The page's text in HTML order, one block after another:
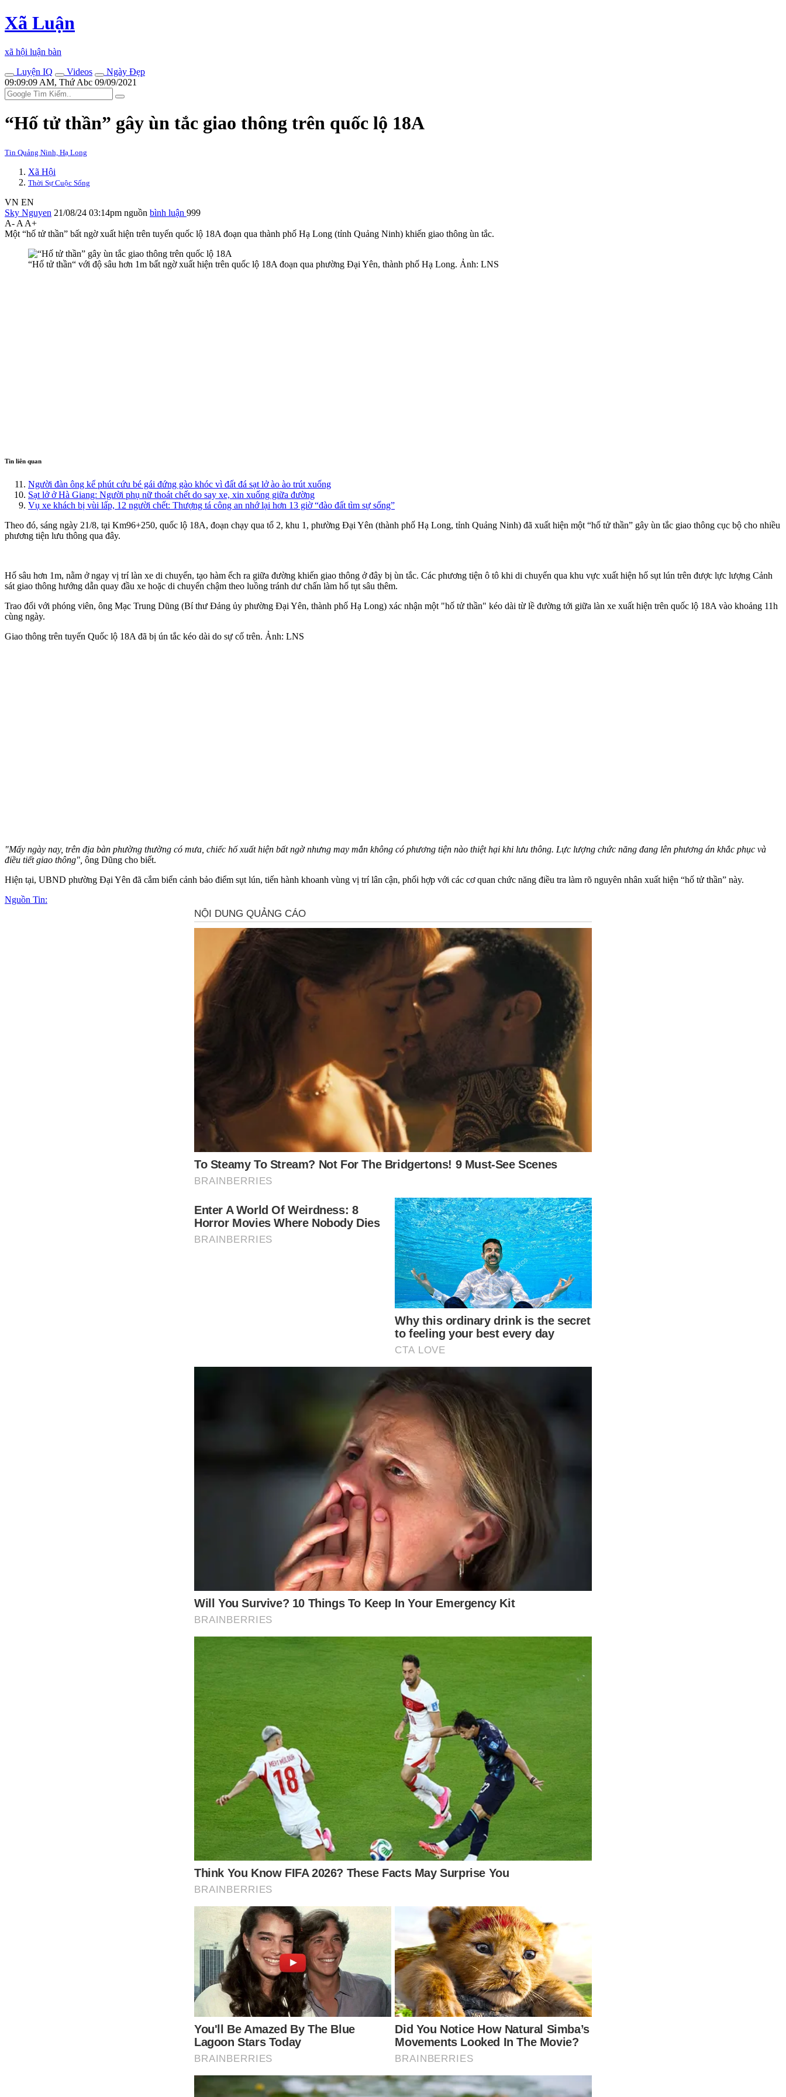
Xã Luận
xã hội luận bàn
Luyện IQ
Videos
Ngày Đẹp
09:09:09 AM, Thứ Abc 09/09/2021
“Hố tử thần” gây ùn tắc giao thông trên quốc lộ 18A
Tin Quảng Ninh, Hạ Long
Xã Hội
Thời Sự Cuộc Sống
VN EN
Sky Nguyen 21/08/24 03:14pm nguồn bình luận 999
A- A A+
Một “hố tử thần” bất ngờ xuất hiện trên tuyến quốc lộ 18A đoạn qua thành phố Hạ Long (tỉnh Quảng Ninh) khiến giao thông ùn tắc.
“Hố tử thần“ với độ sâu hơn 1m bất ngờ xuất hiện trên quốc lộ 18A đoạn qua phường Đại Yên, thành phố Hạ Long. Ảnh: LNS
Tin liên quan
Người đàn ông kể phút cứu bé gái đứng gào khóc vì đất đá sạt lở ào ào trút xuống
Sạt lở ở Hà Giang: Người phụ nữ thoát chết do say xe, xin xuống giữa đường
Vụ xe khách bị vùi lấp, 12 người chết: Thượng tá công an nhớ lại hơn 13 giờ “đào đất tìm sự sống”
Theo đó, sáng ngày 21/8, tại Km96+250, quốc lộ 18A, đoạn chạy qua tổ 2, khu 1, phường Đại Yên (thành phố Hạ Long, tỉnh Quảng Ninh) đã xuất hiện một “hố tử thần” gây ùn tắc giao thông cục bộ cho nhiều
phương tiện lưu thông qua đây.
Hố sâu hơn 1m, nằm ở ngay vị trí làn xe di chuyển, tạo hàm ếch ra giữa đường khiến giao thông ở đây bị ùn tắc. Các phương tiện ô tô khi di chuyển qua khu vực xuất hiện hố sụt lún trên được lực lượng Cảnh
sát giao thông hướng dẫn quay đầu xe hoặc di chuyển chậm theo luồng tránh dư chấn làm hố tụt sâu thêm.
Trao đổi với phóng viên, ông Mạc Trung Dũng (Bí thư Đảng ủy phường Đại Yên, thành phố Hạ Long) xác nhận một "hố tử thần" kéo dài từ lề đường tới giữa làn xe xuất hiện trên quốc lộ 18A vào khoảng 11h
cùng ngày.
Giao thông trên tuyến Quốc lộ 18A đã bị ún tắc kéo dài do sự cố trên. Ảnh: LNS
"Mấy ngày nay, trên địa bàn phường thường có mưa, chiếc hố xuất hiện bất ngờ nhưng may mắn không có phương tiện nào thiệt hại khi lưu thông. Lực lượng chức năng đang lên phương án khắc phục và
điều tiết giao thông", ông Dũng cho biết.
Hiện tại, UBND phường Đại Yên đã cắm biển cảnh bảo điểm sụt lún, tiến hành khoanh vùng vị trí lân cận, phối hợp với các cơ quan chức năng điều tra làm rõ nguyên nhân xuất hiện “hố tử thần” này.
Nguồn Tin: